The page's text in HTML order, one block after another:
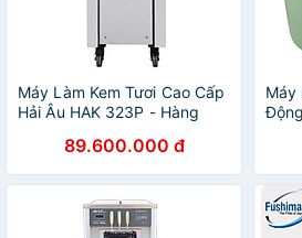
Máy Làm Kem Tươi Cao Cấp
Hải Âu HAK 323P - Hàng
89.600.000 đ
Máy